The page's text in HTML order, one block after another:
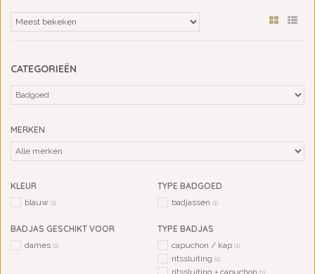
CATEGORIEËN
MERKEN
KLEUR
blauw (1)
TYPE BADGOED
badjassen (1)
BADJAS GESCHIKT VOOR
dames (1)
TYPE BADJAS
capuchon / kap (1)
ritssluiting (1)
ritssluiting + capuchon (1)